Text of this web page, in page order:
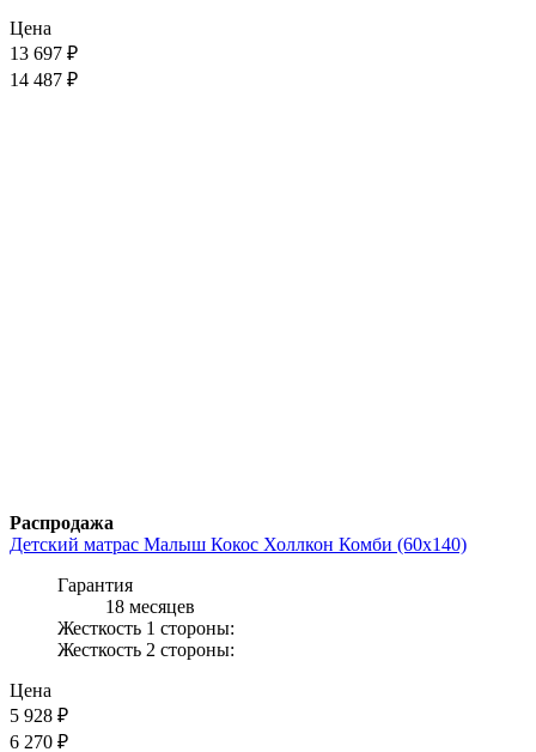
Цена
13 697 ₽
14 487 ₽
Распродажа
Детский матрас Малыш Кокос Холлкон Комби (60x140)
Гарантия
18 месяцев
Жесткость 1 стороны:
Жесткость 2 стороны:
Цена
5 928 ₽
6 270 ₽